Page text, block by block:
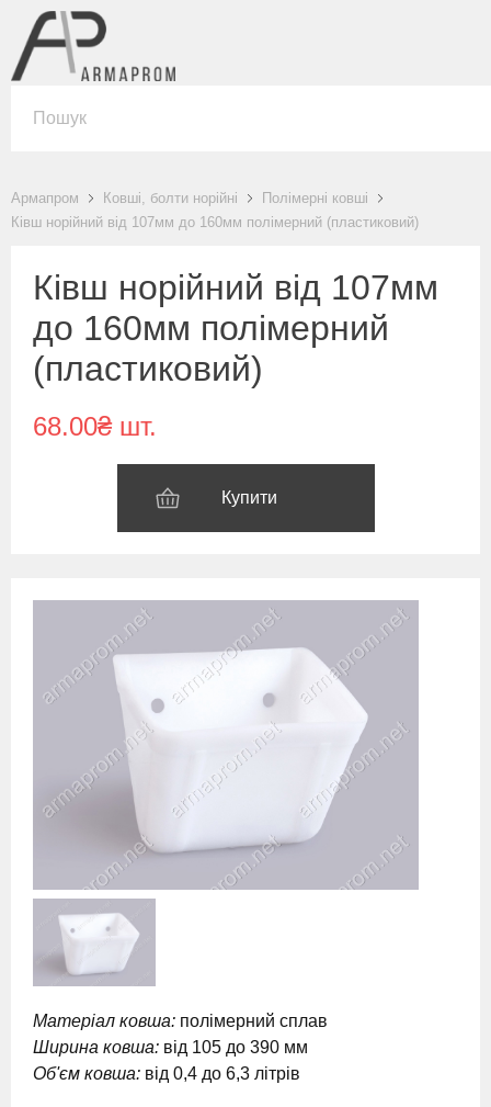
Армапром Ковші, болти норійні
Полімерні ковші
Ківш норійний від 107мм до 160мм полімерний (пластиковий)
Ківш норійний від 107мм
до 160мм полімерний
(пластиковий)
68.00₴ шт.
Купити
Матеріал ковша: полімерний сплав
Ширина ковша: від 105 до 390 мм
Об'єм ковша: від 0,4 до 6,3 літрів